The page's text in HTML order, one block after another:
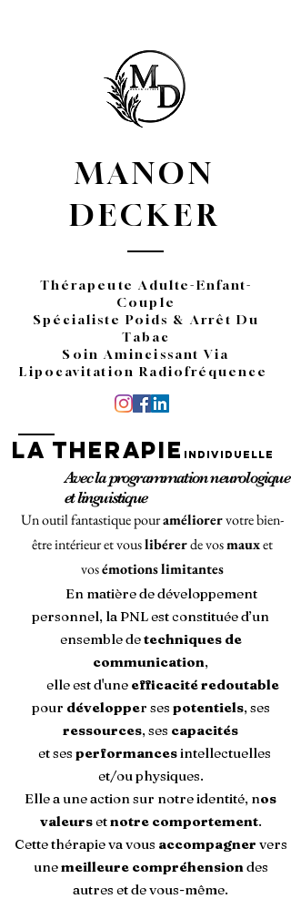
MANON
DECKER
Thérapeute Adulte-Enfant-
Couple
Spécialiste Poids & Arrêt Du
Tabac
Soin Amincissant Via
Lipocavitation Radiofréquence
LA THERAPIE individuelle
Avec la programmation neurologique
et linguistique
Un outil fantastique pouraméliorervotre bien-
être intérieur et vouslibérerde vosmauxet
vosémotionslimitantes
En matière de développement
personnel, la PNL est constituée d’un
ensembledetechniques de
communication,
elle est d'une efficacité redoutable
pour développer ses potentiels, ses
ressources, ses capacités
et ses performancesintellectuelles
et/ou physiques.
Elle a une action sur notre identité, nos
valeursetnotre comportement.
Cette thérapie va vous accompagner vers
unemeilleure compréhensiondes
autres et de vous-même.